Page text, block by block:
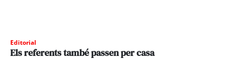
Editorial
Els referents també passen per casa